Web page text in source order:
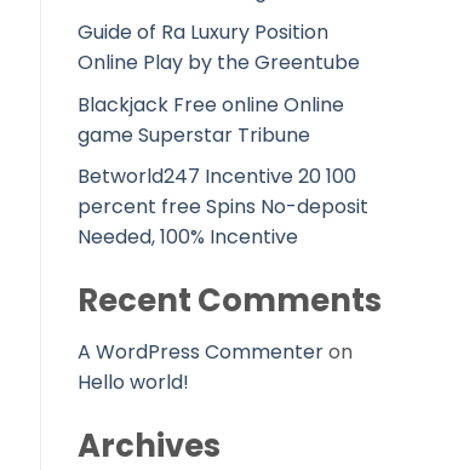
Guide of Ra Luxury Position
Online Play by the Greentube
Blackjack Free online Online
game Superstar Tribune
Betworld247 Incentive 20 100
percent free Spins No-deposit
Needed, 100% Incentive
Recent Comments
A WordPress Commenteron
Hello world!
Archives